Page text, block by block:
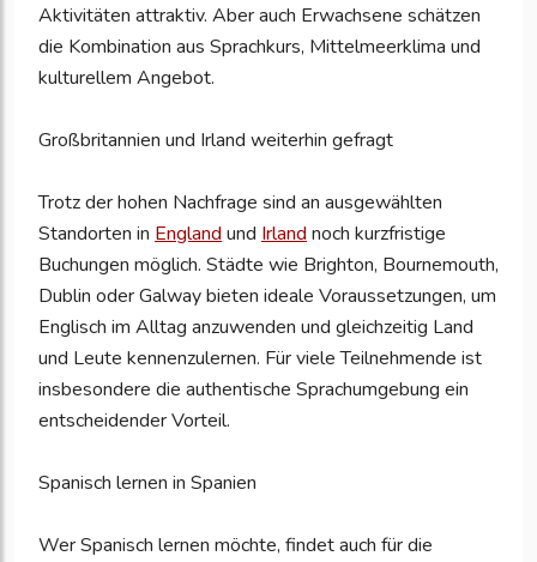
Aktivitäten attraktiv. Aber auch Erwachsene schätzen
die Kombination aus Sprachkurs, Mittelmeerklima und
kulturellem Angebot.
Großbritannien und Irland weiterhin gefragt
Trotz der hohen Nachfrage sind an ausgewählten
Standorten in England und Irland noch kurzfristige
Buchungen möglich. Städte wie Brighton, Bournemouth,
Dublin oder Galway bieten ideale Voraussetzungen, um
Englisch im Alltag anzuwenden und gleichzeitig Land
und Leute kennenzulernen. Für viele Teilnehmende ist
insbesondere die authentische Sprachumgebung ein
entscheidender Vorteil.
Spanisch lernen in Spanien
Wer Spanisch lernen möchte, findet auch für die